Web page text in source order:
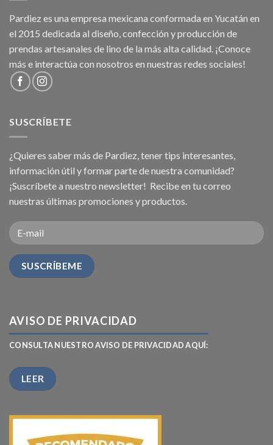
Pardiez es una empresa mexicana conformada en Yucatán en
el 2015 dedicada al diseño, confección y producción de
prendas artesanales de lino de la más alta calidad. ¡Conoce
más e interactúa con nosotros en nuestras redes sociales!
SUSCRÍBETE
¿Quieres saber más de Pardiez, tener tips interesantes,
información útil y formar parte de nuestra comunidad?
¡Suscríbete a nuestro newsletter! Recibe en tu correo
nuestras últimas promociones y productos.
AVISO DE PRIVACIDAD
CONSULTA NUESTRO AVISO DE PRIVACIDAD AQUÍ:
LEER